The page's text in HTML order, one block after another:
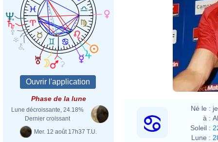
Phase de la lune
Lune décroissante, 24.18%
Dernier croissant
Mer. 12 août 17h37 T.U.
Né le :
à :
Soleil :
Lune :